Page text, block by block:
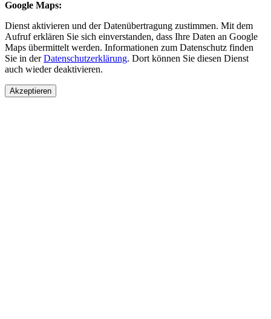
Google Maps:
Dienst aktivieren und der Datenübertragung zustimmen. Mit dem
Aufruf erklären Sie sich einverstanden, dass Ihre Daten an Google
Maps übermittelt werden. Informationen zum Datenschutz finden
Sie in derDatenschutzerklärung. Dort können Sie diesen Dienst
auch wieder deaktivieren.
Akzeptieren